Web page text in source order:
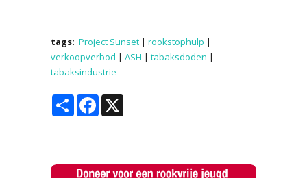
tags: Project Sunset | rookstophulp |
verkoopverbod | ASH | tabaksdoden |
tabaksindustrie
Share Facebook